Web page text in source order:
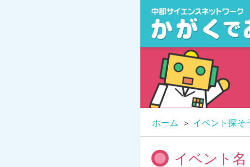
ホーム イベント探そ
イベント名